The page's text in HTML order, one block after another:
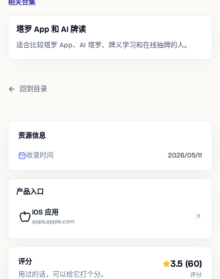
相关合集
塔罗 App 和 AI 牌读
适合比较塔罗 App、AI 塔罗、牌义学习和在线抽牌的人。
回到目录
资源信息
收录时间 2026/05/11
产品入口
iOS 应用
apps.apple.com
评分
用过的话，可以给它打个分。
3.5 (60)
评分